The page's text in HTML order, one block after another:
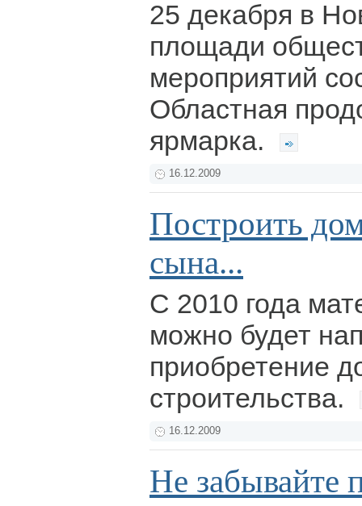
25 декабря в
площади
мероприятий
Областная
ярмарка.
16.12.2009
Построить
сына...
С 2010 года
можно будет
приобретение
строительства.
16.12.2009
Не забывайте